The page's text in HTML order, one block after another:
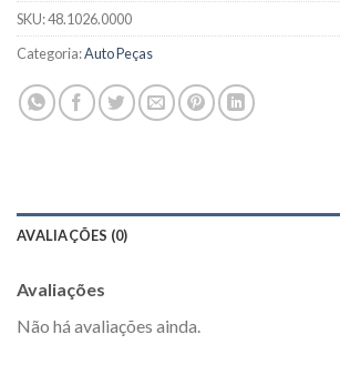
SKU:48.1026.0000
Categoria:Auto Peças
AVALIAÇÕES (0)
Avaliações
Não há avaliações ainda.